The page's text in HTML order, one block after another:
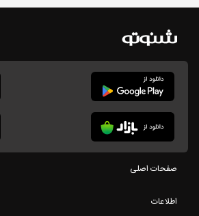
صفحات اصلی
اطلاعات